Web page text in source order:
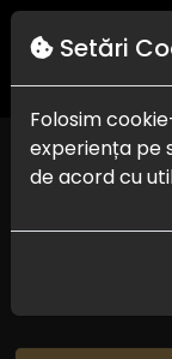
Setări
Folosim
experiența pe
de acord cu